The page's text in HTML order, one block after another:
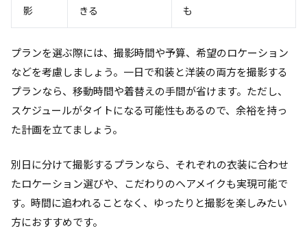
影
きる
も
プランを選ぶ際には、撮影時間や予算、希望のロケーション
などを考慮しましょう。一日で和装と洋装の両方を撮影する
プランなら、移動時間や着替えの手間が省けます。ただし、
スケジュールがタイトになる可能性もあるので、余裕を持っ
た計画を立てましょう。
別日に分けて撮影するプランなら、それぞれの衣装に合わせ
たロケーション選びや、こだわりのヘアメイクも実現可能で
す。時間に追われることなく、ゆったりと撮影を楽しみたい
方におすすめです。